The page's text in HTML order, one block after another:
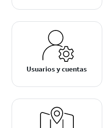
Usuarios y cuentas